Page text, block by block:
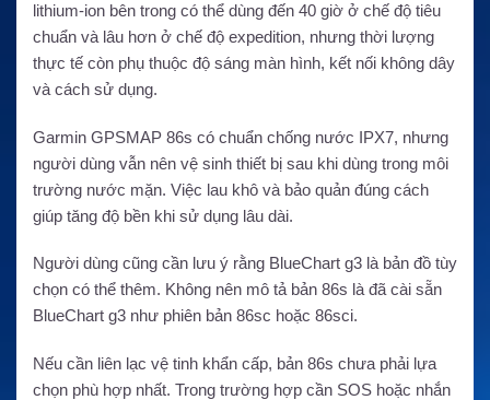
lithium-ion bên trong có thể dùng đến 40 giờ ở chế độ tiêu
chuẩn và lâu hơn ở chế độ expedition, nhưng thời lượng
thực tế còn phụ thuộc độ sáng màn hình, kết nối không dây
và cách sử dụng.
Garmin GPSMAP 86s có chuẩn chống nước IPX7, nhưng
người dùng vẫn nên vệ sinh thiết bị sau khi dùng trong môi
trường nước mặn. Việc lau khô và bảo quản đúng cách
giúp tăng độ bền khi sử dụng lâu dài.
Người dùng cũng cần lưu ý rằng BlueChart g3 là bản đồ tùy
chọn có thể thêm. Không nên mô tả bản 86s là đã cài sẵn
BlueChart g3 như phiên bản 86sc hoặc 86sci.
Nếu cần liên lạc vệ tinh khẩn cấp, bản 86s chưa phải lựa
chọn phù hợp nhất. Trong trường hợp cần SOS hoặc nhắn